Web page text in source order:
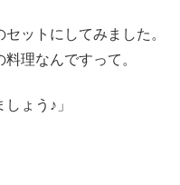
ットにしてみました。
理なんですって。
ょう♪」